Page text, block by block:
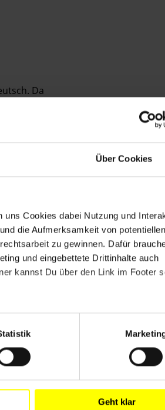
Über Cookies
Cookies dabei Nutzung und
die Aufmerksamkeit von potentiellen
zu gewinnen. Dafür
und eingebettete Drittinhalte auch
kannst Du über den Link im Footer
Geht klar
Da
vor
die die
und die in
zu
und
wird sich
kein
TäterInnen